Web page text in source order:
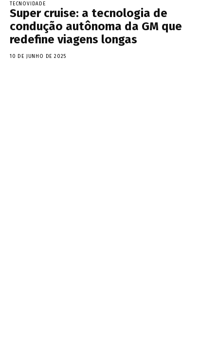
TECNOVIDADE
Super cruise: a tecnologia de
condução autônoma da GM que
redefine viagens longas
10 DE JUNHO DE 2025